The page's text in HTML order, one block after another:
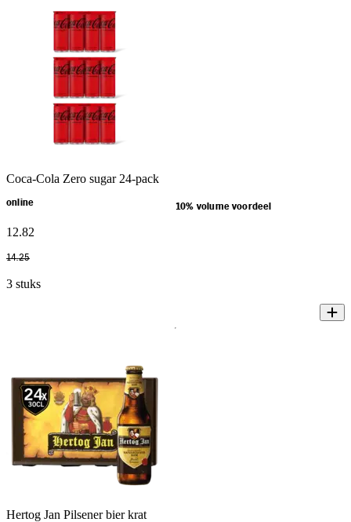
Coca-Cola Zero sugar 24-pack
online 10% volume voordeel
12.82
14.25
3 stuks
Hertog Jan Pilsener bier krat